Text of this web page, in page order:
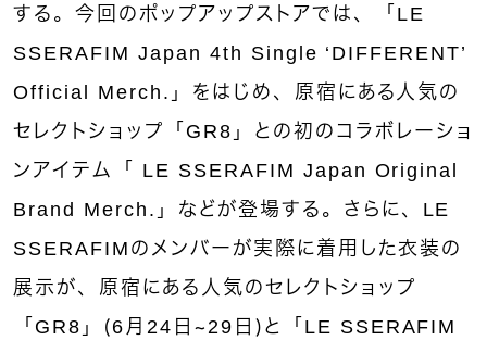
する。今回のポップアップストアでは、「LE
SSERAFIM Japan 4th Single ‘DIFFERENT’
Official Merch.」をはじめ、原宿にある人気の
セレクトショップ「GR8」との初のコラボレーショ
ンアイテム「 LE SSERAFIM Japan Original
Brand Merch.」などが登場する。さらに、LE
SSERAFIMのメンバーが実際に着用した衣装の
展示が、原宿にある人気のセレクトショップ
「GR8」（6月24日～29日）と「LE SSERAFIM